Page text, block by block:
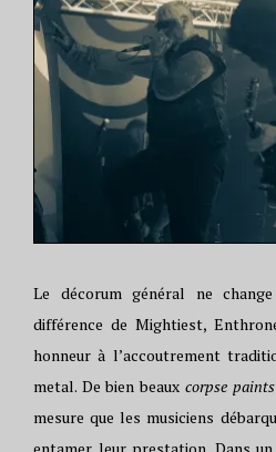
Le décorum général ne
différence de Mightiest,
honneur à l’accoutrement
metal. De bien beaux corpse paints
mesure que les musiciens